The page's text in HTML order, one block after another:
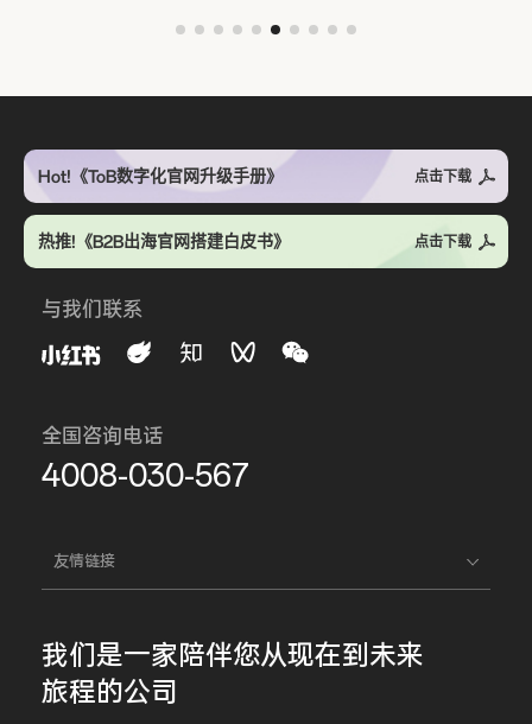
Hot!《ToB数字化官网升级手册》 点击下载
热推!《B2B出海官网搭建白皮书》 点击下载
与我们联系
全国咨询电话
4008-030-567
友情链接
我们是一家陪伴您从现在到未来
旅程的公司